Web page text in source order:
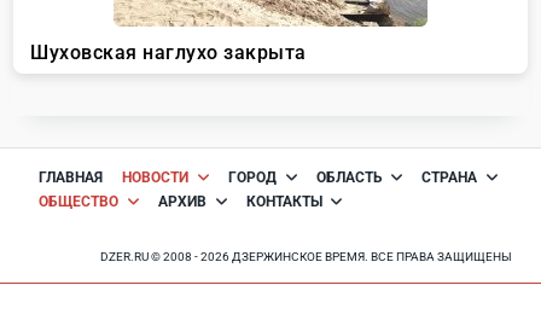
ГЛАВНАЯ НОВОСТИ ГОРОД ОБЛАСТЬ
СТРАНА
ОБЩЕСТВО
АРХИВ КОНТАКТЫ
DZER.RU © 2008 - 2026 ДЗЕРЖИНСКОЕ ВРЕМЯ. ВСЕ ПРАВА ЗАЩИЩЕНЫ